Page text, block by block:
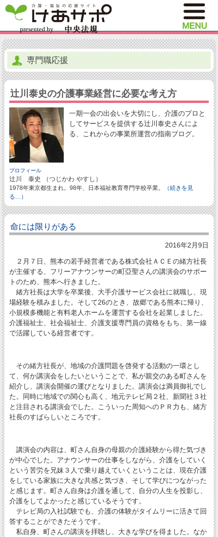
専門職応援
辻川泰史の介護事業経営に必要な考え方
一期一会の出会いを大切にし、介護のプロと
してサービスを提供する辻川泰史さんによ
る、これからの事業所運営の指南ブログ。
プロフィール
辻川 泰史 （つじかわ やすし）
1978年東京都生まれ。98年、日本福祉教育専門学校卒業。
（続きを見
る…）
命には限りがある
2016年2月9日
２月７日、熊本の若手経営者である株式会社ＡＣＥの緒方社長
が主催する、フリーアナウンサーの町亞聖さんの講演会のサポー
トのため、熊本へ行きました。
緒方社長は大学を卒業後、大手介護サービス会社に就職し、現
場経験を積みました。そして26のとき、故郷である熊本に帰り、
小規模多機能と有料老人ホームを運営する会社を起業しました。
介護福祉士、社会福祉士、介護支援専門員の資格をもち、第一線
で活躍している経営者です。
その緒方社長が、地域の介護問題を啓発する活動の一環とし
て、何か講演会をしたいということで、私が親交のある町さんを
紹介し、講演会開催の運びとなりました。講演会は満員御礼でし
た。同時に地域での関心も高く、地元テレビ局２社、新聞社３社
と注目される講演会でした。こういった周知へのＰＲ力も、緒方
社長のすばらしいところです。
講演会の内容は、町さん自身の母親の介護経験から得た気づき
が中心でした。アナウンサーの仕事をしながら、介護をしていく
という苦労を兄妹３人で乗り越えていくということは、現在介護
をしている家族に大きな共感と気づき、そして学びにつながった
と感じます。町さん自身は介護を通して、自分の人生を投影し、
介護をしてよかったと感じているそうです。
テレビ局の入社試験でも、介護の体験がタイムリーに活きて回
答することができたそうです。
私自身、町さんの講演を拝聴し、大きな学びを得ました。なか